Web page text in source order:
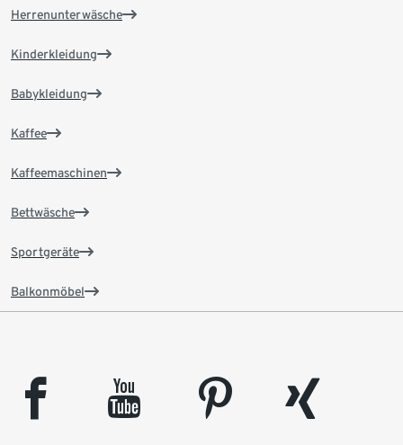
Herrenunterwäsche
Kinderkleidung
Babykleidung
Kaffee
Kaffeemaschinen
Bettwäsche
Sportgeräte
Balkonmöbel
facebook youtube pinterest
xing